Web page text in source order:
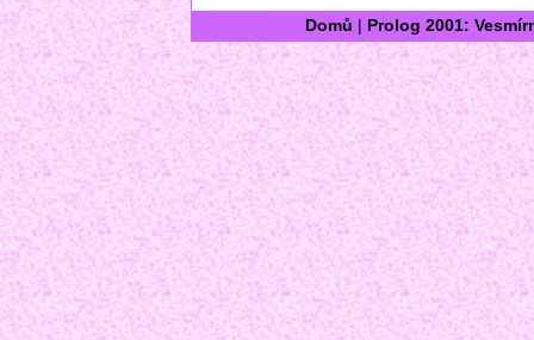
Domů Prolog 2001: